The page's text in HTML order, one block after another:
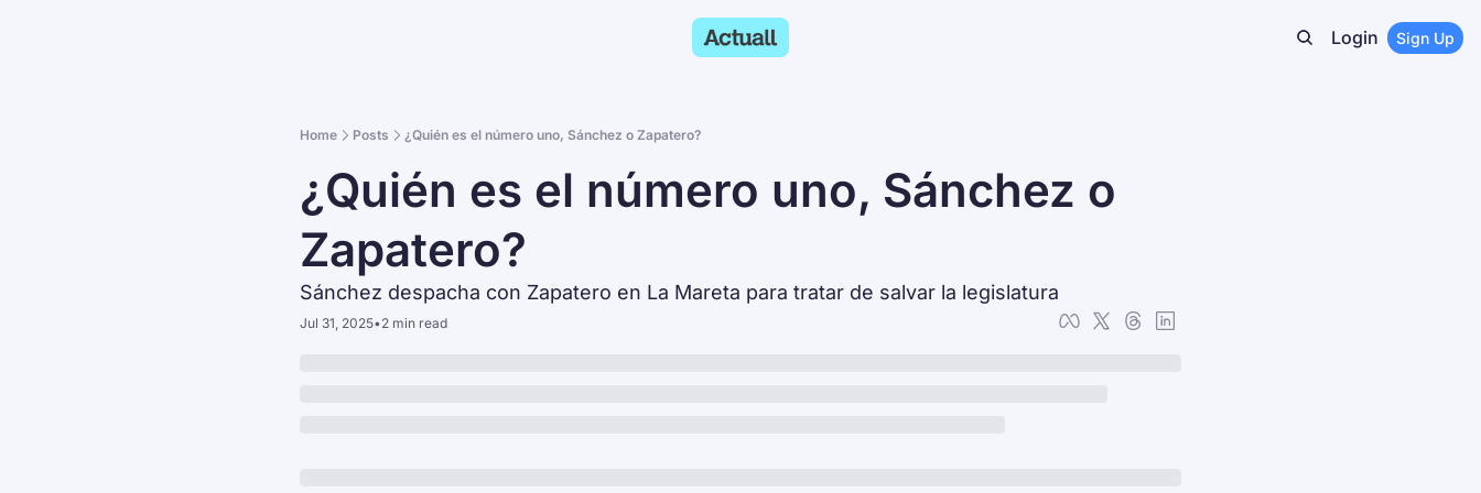
Login Sign Up
Home Posts ¿Quién es el número uno, Sánchez o Zapatero?
¿Quién es el número uno, Sánchez o
Zapatero?
Sánchez despacha con Zapatero en La Mareta para tratar de salvar la legislatura
Jul 31, 2025•2 min read